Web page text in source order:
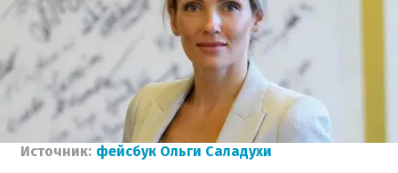
Источник: фейсбук Ольги Саладухи